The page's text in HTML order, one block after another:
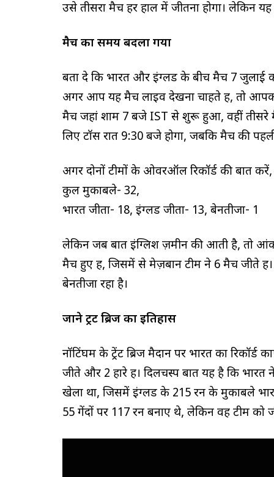
उसे तीसरा मैच हर हाल में जीतना होगा। लेकिन
मैच का समय बदला गया
बता दे कि भारत और इंग्लैंड के बीच मैच 7 जुलाई
अगर आप यह मैच लाइव देखना चाहते हैं, तो आपको
मैच जहां शाम 7 बजे IST से शुरू हुआ, वहीं तीसरे
लिए टॉस रात 9:30 बजे होगा, जबकि मैच की
अगर दोनों टीमों के ओवरऑल रिकॉर्ड की बात
कुल मुकाबले- 32,
भारत जीता- 18, इंग्लैंड जीता- 13, बेनतीजा- 1
लेकिन जब बात इंग्लिश ज़मीन की आती है, तो
मैच हुए हैं, जिसमें से मेज़बान टीम ने 6 मैच जीते
बेनतीजा रहा है।
जाने ट्रेंट ब्रिज का इतिहास
नॉटिंघम के ट्रेंट ब्रिज मैदान पर भारत का
जीते और 2 हारे हैं। दिलचस्प बात यह है कि
खेला था, जिसमें इंग्लैंड के 215 रन के मुकाबले
55 गेंदों पर 117 रन बनाए थे, लेकिन वह टीम को